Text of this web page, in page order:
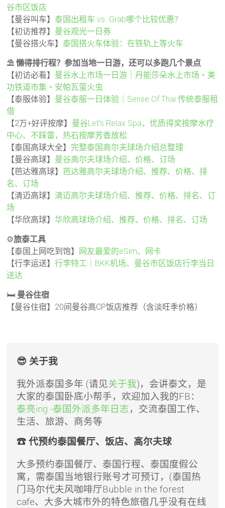
谷市区饭店
【曼谷叫车】泰国出租车 vs. Grab哪个比较优惠？
【初访推荐】 曼谷观光一日券
【曼谷搭火车】泰国搭火车体验：在铁轨上等火车
⛱️ 懒得排行程？参加当地一日游，还可以多跑几个景点
【初访必看】 曼谷水上市场一日游｜丹能莎朵水上市场・美
功铁道市集・安帕瓦萤火虫
【泰服体验】 曼谷泰服一日体验｜Sense Of Thai 传统泰服租
借
【2万+好评按摩】 曼谷Let’s Relax Spa，优质得奖按摩水疗
中心、不踩雷，热石按摩芳香放松
【泰国高球大全】 完整泰国高尔夫球场介绍总整理
【曼谷高球】 曼谷高尔夫球场介绍、价格、订场
【芭达雅高球】 芭达雅高尔夫球场介绍、推荐、价格、排
名、订场
【清迈高球】 清迈高尔夫球场介绍、推荐、价格、排名、订
场
【华欣高球】华欣高球场介绍、推荐、价格、排名、订场
⚙️旅泰工具
【泰国上网吃到饱】 网友最爱的eSim、网卡
【行李运送】行李特工｜BKK机场、曼谷市区饭店行李当日
送达
🛏️ 曼谷住宿
【曼谷住宿】20间曼谷高CP饭店推荐（含淡旺季价格）
😎 关于我
我外派泰国多年 (请见关于我)，会讲泰文，是
大家的泰国卧底小帮手，欢迎加入我的FB：
泰亮ing -泰国外派多年日志，交流泰国工作、
生活、旅游、商务等
☎ 代预约泰国餐厅、饭店、高尔夫球
大多预约泰国餐厅、泰国行程、泰国度假公
寓，需泰国当地银行账号才可预订，(泰国热
门马尔代夫风咖啡厅Bubble in the forest
cafe、大多大城市外的特色旅宿几乎没有在线